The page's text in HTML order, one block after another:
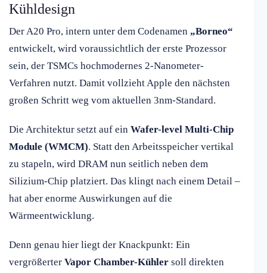
Kühldesign
Der A20 Pro, intern unter dem Codenamen „Borneo“
entwickelt, wird voraussichtlich der erste Prozessor
sein, der TSMCs hochmodernes 2-Nanometer-
Verfahren nutzt. Damit vollzieht Apple den nächsten
großen Schritt weg vom aktuellen 3nm-Standard.
Die Architektur setzt auf ein Wafer-level Multi-Chip
Module (WMCM). Statt den Arbeitsspeicher vertikal
zu stapeln, wird DRAM nun seitlich neben dem
Silizium-Chip platziert. Das klingt nach einem Detail –
hat aber enorme Auswirkungen auf die
Wärmeentwicklung.
Denn genau hier liegt der Knackpunkt: Ein
vergrößerter Vapor Chamber-Kühler soll direkten